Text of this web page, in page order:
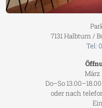
7131 Halbturn /
Tel:
März
Do–So
oder nach